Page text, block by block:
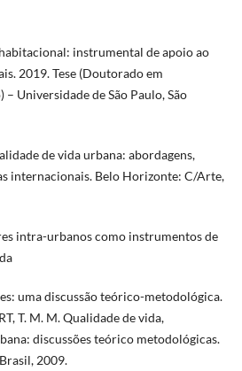
instrumental de apoio ao
2019. Tese (Doutorado em
Universidade de São Paulo, São
de vida urbana: abordagens,
internacionais. Belo Horizonte: C/Arte,
intra-urbanos como instrumentos de
uma discussão teórico-metodológica.
T. M. M. Qualidade de vida,
discussões teórico metodológicas.
2009.